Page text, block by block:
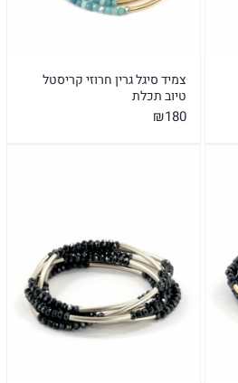
צמיד סיגל גרין חרוזי קריסטל
טיוב תכלת
₪180